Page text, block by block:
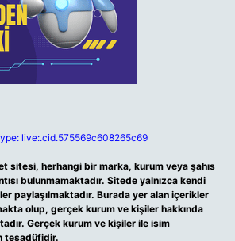
live:.cid.575569c608265c69
sitesi, herhangi bir marka, kurum veya şahıs
bulunmamaktadır. Sitede yalnızca kendi
paylaşılmaktadır. Burada yer alan içerikler
olup, gerçek kurum ve kişiler hakkında
Gerçek kurum ve kişiler ile isim
tesadüfidir.